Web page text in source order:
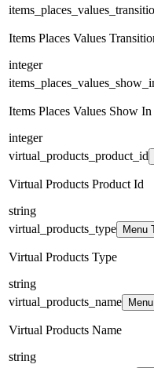
Items Places Values
integer
Items Places Values Show In
integer
virtual_products_product_id
Virtual Products Product Id
string
virtual_products_type
Menu
Virtual Products Type
string
virtual_products_name
Virtual Products Name
string